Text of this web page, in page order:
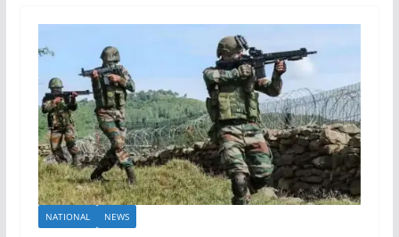
NATIONAL NEWS